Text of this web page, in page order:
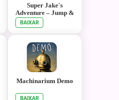
Super Jake's
Adventure – Jump &
Run!
BAIXAR
Machinarium Demo
BAIXAR